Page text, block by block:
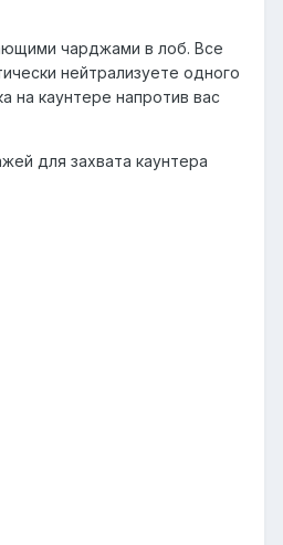
чарджами в лоб. Все
нейтрализуете одного
на каунтере напротив вас
для захвата каунтера